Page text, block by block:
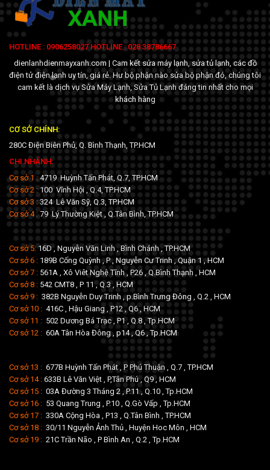
HOTLINE : 0906258027 HOTLINE : 028 38786667
dienlanhdienmayxanh.com | Cam kết sửa máy lạnh, sửa tủ lạnh, các đồ
điện tử điện lạnh uy tín, giá rẻ. Hư bộ phận nào sửa bộ phận đó, chúng tôi
cam kết là dịch vụ Sửa Máy Lạnh, Sửa Tủ Lạnh đáng tin nhất cho mọi
khách hàng
CƠ SỞ CHÍNH:
280C Điện Biên Phủ, Q. Bình Thạnh, TP.HCM
CHI NHÁNH:
Cơ sở 1 :4719 Huỳnh Tấn Phát, Q.7, TP.HCM
Cơ sở 2 :100 Vĩnh Hội , Q.4, TP.HCM
Cơ sở 3 :324 Lê Văn Sỹ, Q.3, TP.HCM
Cơ sở 4 :79 Lý Thường Kiệt , Q.Tân Bình, TP.HCM
Cơ sở 5:16D , Nguyễn Văn Linh , Bình Chánh , TP.HCM
Cơ sở 6 : 189B Cống Quỳnh , P , Nguyễn Cư Trinh , Quận 1 , HCM
Cơ sở 7 : 561A , Xô Viêt Nghệ Tĩnh , P26 , Q.Bình Thạnh , HCM
Cơ sở 8 : 542 CMT8 , P 11 , Q.3 , HCM
Cơ sở 9 : 382B Nguyễn Duy Trinh , p.Bình Trưng Đông , Q.2 , HCM
Cơ sở 10 : 416C , Hậu Giang , P12 , Q6 , HCM
Cơ sở 11 : 502 Dương Bá Trạc , P1 , Q.8 , Tp.HCM
Cơ sở 12 : 60A Tân Hòa Đông , p14 , Q6 , Tp.HCM
Cơ sở 13 : 677B Huỳnh Tấn Phát , P Phú Thuận , Q.7 , TP.HCM
Cơ sở 14 : 633B Lê Văn Việt , P,Tân Phú , Q9 , HCM
Cơ sở 15 : 03A Đường 3 Tháng 2 , P.11 , Q.10 , Tp.HCM
Cơ sở 16 : 53 Quang Trung , P.10 , Q.Gò Vấp , Tp.HCM
Cơ sở 17 : 330A Cộng Hòa , P13 , Q.Tân Bình , TP.HCM
Cơ sở 18 : 30/11 Nguyễn Ảnh Thủ , Huyện Hoc Môn , HCM
Cơ sở 19 : 21C Trần Não , P Bình An , Q.2 , Tp.HCM